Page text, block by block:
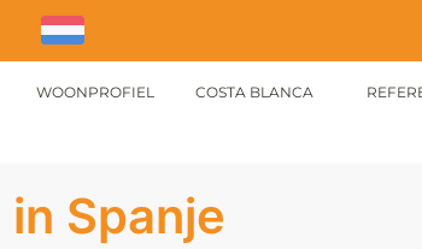
WOONPROFIEL COSTA BLANCA
Spanje